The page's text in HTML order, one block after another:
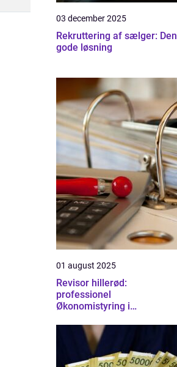
03 december 2025
Rekruttering af sælger: Den
gode løsning
01 august 2025
Revisor hillerød:
professionel
Økonomistyring i